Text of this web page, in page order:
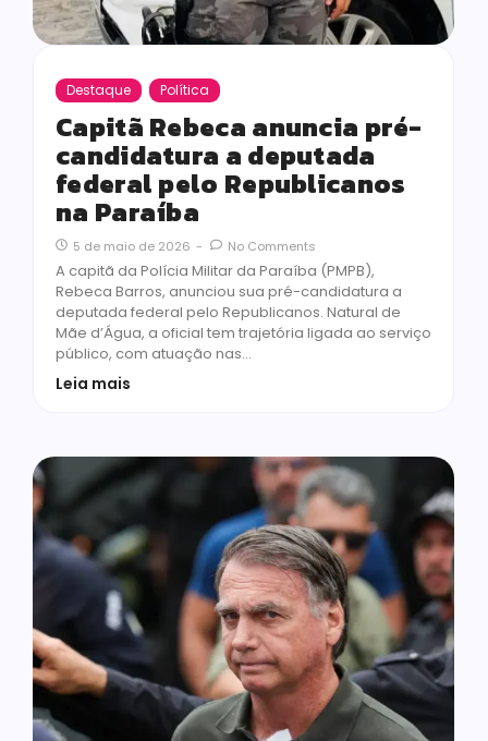
Destaque Política
Capitã Rebeca anuncia pré-
candidatura a deputada
federal pelo Republicanos
na Paraíba
5 de maio de 2026 - No Comments
A capitã da Polícia Militar da Paraíba (PMPB),
Rebeca Barros, anunciou sua pré-candidatura a
deputada federal pelo Republicanos. Natural de
Mãe d’Água, a oficial tem trajetória ligada ao serviço
público, com atuação nas…
Leia mais